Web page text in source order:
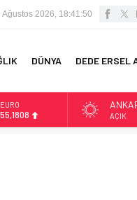
Ağustos 2026, 18:41:51
DÜNYA DEDE ERSEL
ALTIN
6.662,82 AÇIK